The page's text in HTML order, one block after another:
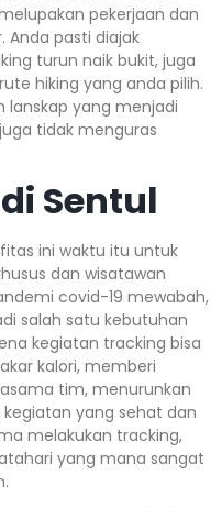
pekerjaan dan
Anda pasti diajak
turun naik bukit, juga
hiking yang anda pilih.
lanskap yang menjadi
tidak menguras
Sentul
ini waktu itu untuk
dan wisatawan
covid-19 mewabah,
salah satu kebutuhan
kegiatan tracking bisa
kalori, memberi
tim, menurunkan
yang sehat dan
melakukan tracking,
yang mana sangat